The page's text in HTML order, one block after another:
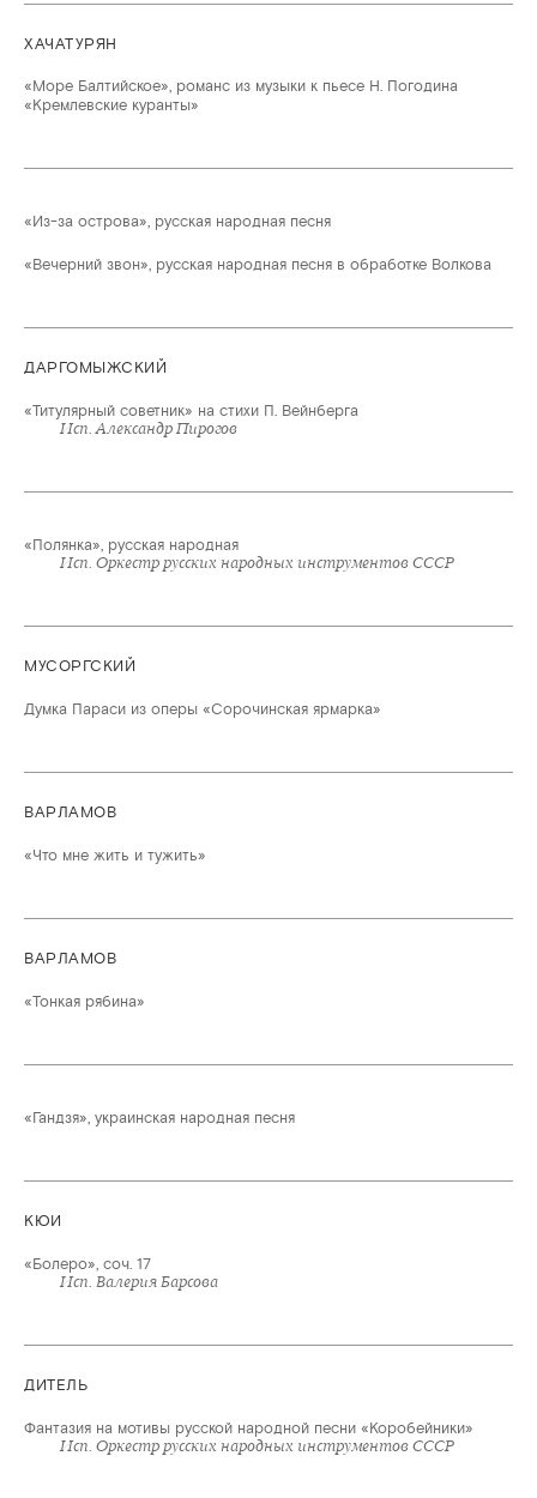
ХАЧАТУРЯН
«Море Балтийское», романс из музыки к пьесе Н. Погодина
«Кремлевские куранты»
«Из-за острова», русская народная песня
«Вечерний звон», русская народная песня в обработке Волкова
ДАРГОМЫЖСКИЙ
«Титулярный советник» на стихи П. Вейнберга
Исп. Александр Пирогов
«Полянка», русская народная
Исп. Оркестр русских народных инструментов СССР
МУСОРГСКИЙ
Думка Параси из оперы «Сорочинская ярмарка»
ВАРЛАМОВ
«Что мне жить и тужить»
ВАРЛАМОВ
«Тонкая рябина»
«Гандзя», украинская народная песня
КЮИ
«Болеро», соч. 17
Исп. Валерия Барсова
ДИТЕЛЬ
Фантазия на мотивы русской народной песни «Коробейники»
Исп. Оркестр русских народных инструментов СССР